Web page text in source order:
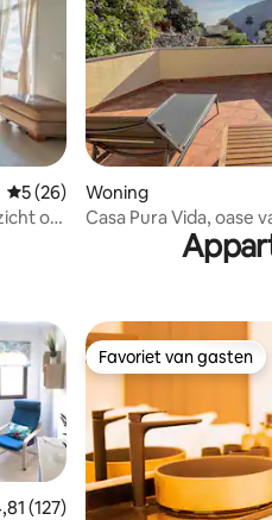
Gemiddelde beoordeling van 5
5 (26)
op
Woning
Casa Pura Vida, oase
beoordeling van 4,81 op
(127)
Favoriet van gasten
Favoriet van gasten